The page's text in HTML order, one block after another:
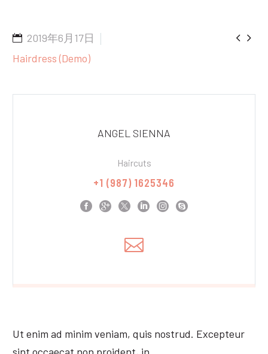
 
2019年6月17日
Hairdress (Demo)
ANGEL SIENNA
Haircuts
+1 (987) 1625346
Ut enim ad minim veniam, quis nostrud. Excepteur